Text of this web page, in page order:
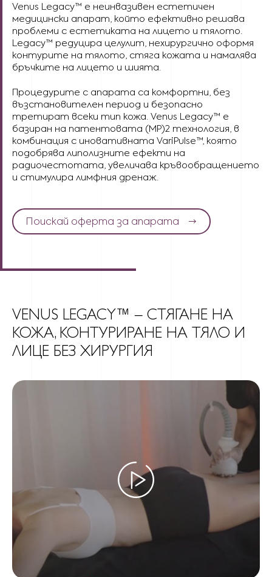
Venus Legacy™ e неинвазивен естетичен
медицински апарат, който ефективно решава
проблеми с естетиката на лицето и тялото.
Legacy™ редуцира целулит, нехирургично оформя
контурите на тялото, стяга кожата и намалява
бръчките на лицето и шията.
Процедурите с апарата са комфортни, без
възстановителен период и безопасно
третират всеки тип кожа. Venus Legacy™ е
базиран на патентовата (MP)2 технология, в
комбинация с иновативната VariPulse™, която
подобрява липолизните ефекти на
радиочестотата, увеличава кръвообращението
и стимулира лимфния дренаж.
Поискай оферта за апарата
VENUS LEGACY™ – СТЯГАНЕ НА
КОЖА, КОНТУРИРАНЕ НА ТЯЛО И
ЛИЦЕ БЕЗ ХИРУРГИЯ